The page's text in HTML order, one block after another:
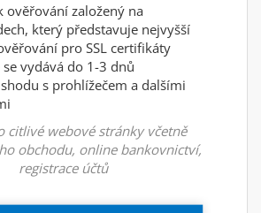
ověřování založený na
který představuje nejvyšší
pro SSL certifikáty
vydává do 1-3 dnů
s prohlížečem a dalšími
citlivé webové stránky včetně
obchodu, online bankovnictví,
registrace účtů